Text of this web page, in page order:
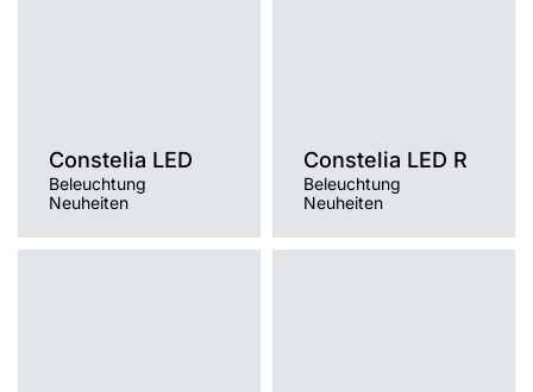
Constelia LED
Beleuchtung
Neuheiten
Constelia LED R
Beleuchtung
Neuheiten